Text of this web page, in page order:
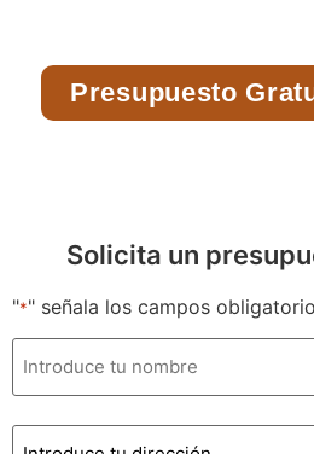
Presupuesto
Solicita un
"*" señala los campos